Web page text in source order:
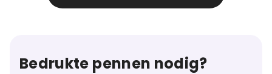
Bedrukte pennen nodig?